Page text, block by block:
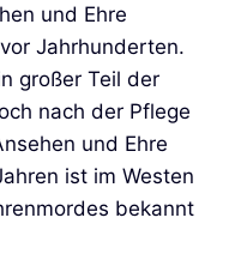
und Ehre
Jahrhunderten.
großer Teil der
nach der Pflege
und Ehre
ist im Westen
bekannt